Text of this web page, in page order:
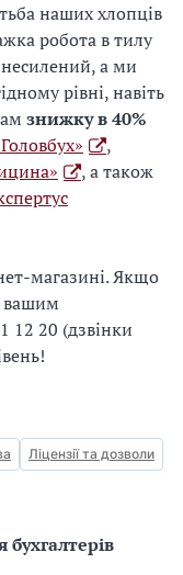
наших хлопців
робота в тилу
а ми
рівні, навіть
знижку в 40%
,
, а також
магазині. Якщо
вашим
12 20 (дзвінки
Ліцензії та дозволи